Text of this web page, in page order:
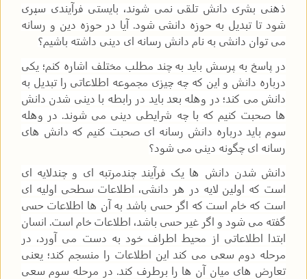
ذهنی بشری دانش تلقی نمی شوند، بایستی فرآیندی سپری
شود تا تبدیل به حوزه دانشی شود. آیا در حوزه دین و رسانه
می توان دانشی به نام دانش رسانه ای دینی داشته باشیم؟
در پاسخ به پرسش باید به چند مطلب مختلف اشاره کنم؛ یکی
درباره دانش و این که چه چیزی مجموعه اطلاعاتی را تبدیل به
دانش می کند؛ در وهله بعد باید در رابطه با دینی شدن دانش
ها صحبت کنیم که با چه شرایطی دینی می شوند. در وهله
سوم باید درباره دانش رسانه ای صحبت کنیم که دانش های
رسانه ای چگونه دینی می شود؟
دانش شدن دانش ها یک فرآیند چندمرتبه ای و چندلایه ای
است که اولین لایه در هر دانشی، اطلاعات سطحی اولیه ای
است که خام است که اگر حسی باشد به آن ها اطلاعات حسی
گفته می شود و اگر غیر حسی باشد، اطلاعات خام است. انسان
ابتدا اطلاعاتی از محیط اطراف خود به دست می آورد، در
مرحله دوم سعی می کند این اطلاعات را منسجم کند؛ یعنی
تعارض های میان آن ها را برطرف کند. در مرحله سوم سعی